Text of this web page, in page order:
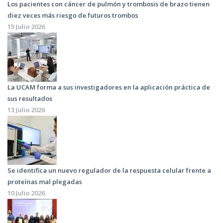
Los pacientes con cáncer de pulmón y trombosis de brazo tienen
diez veces más riesgo de futuros trombos
15 Julio 2026
La UCAM forma a sus investigadores en la aplicación práctica de
sus resultados
13 Julio 2026
Se identifica un nuevo regulador de la respuesta celular frente a
proteínas mal plegadas
10 Julio 2026